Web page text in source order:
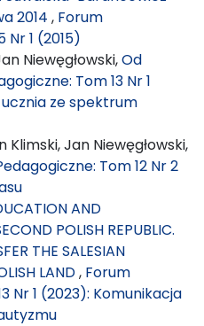
2014 , Forum
Nr 1 (2015)
Niewęgłowski,Od
Tom 13 Nr 1
ze spektrum
Klimski, Jan Niewęgłowski,
Tom 12 Nr 2
AND
POLISH REPUBLIC.
THE SALESIAN
LAND, Forum
Nr 1 (2023): Komunikacja